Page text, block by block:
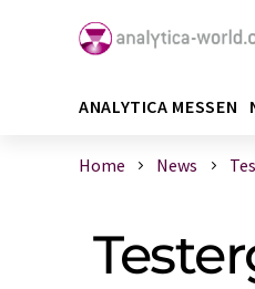
ANALYTICA MESSEN
Home News